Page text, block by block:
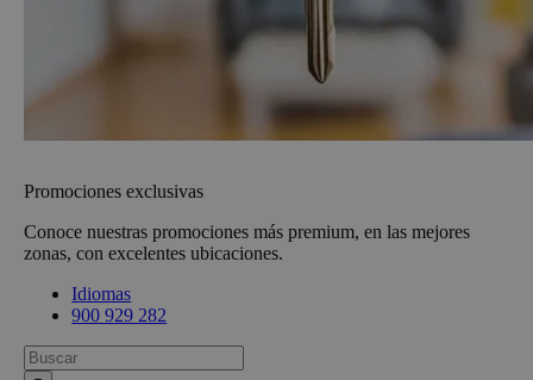
Promociones exclusivas
Conoce nuestras promociones más premium, en las mejores
zonas, con excelentes ubicaciones.
Idiomas
900 929 282
Busca: